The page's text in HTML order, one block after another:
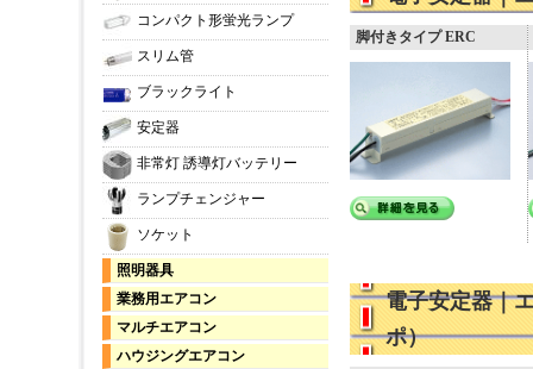
コンパクト形蛍光ランプ
スリム管
ブラックライト
安定器
非常灯 誘導灯バッテリー
ランプチェンジャー
ソケット
照明器具
業務用エアコン
マルチエアコン
ハウジングエアコン
脚付きタイプ ERC
電子安定器｜
ポ）